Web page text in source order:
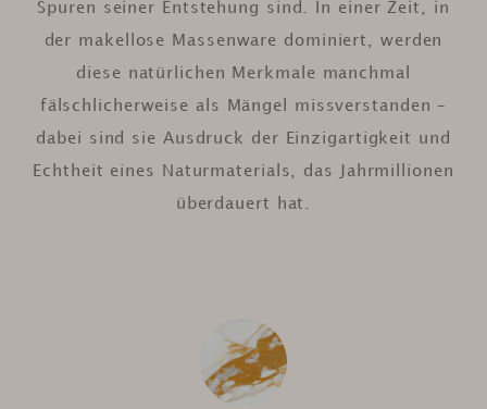
Spuren seiner Entstehung sind. In einer Zeit, in
der makellose Massenware dominiert, werden
diese natürlichen Merkmale manchmal
fälschlicherweise als Mängel missverstanden –
dabei sind sie Ausdruck der Einzigartigkeit und
Echtheit eines Naturmaterials, das Jahrmillionen
überdauert hat.